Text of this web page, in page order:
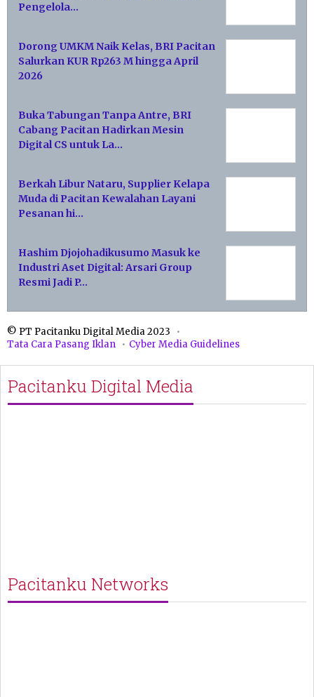
Pengelola…
Dorong UMKM Naik Kelas, BRI Pacitan
Salurkan KUR Rp263 M hingga April
2026
Buka Tabungan Tanpa Antre, BRI
Cabang Pacitan Hadirkan Mesin
Digital CS untuk La…
Berkah Libur Nataru, Supplier Kelapa
Muda di Pacitan Kewalahan Layani
Pesanan hi…
Hashim Djojohadikusumo Masuk ke
Industri Aset Digital: Arsari Group
Resmi Jadi P…
© PT Pacitanku Digital Media 2023
Tata Cara Pasang Iklan
Cyber Media Guidelines
Pacitanku Digital Media
Pacitanku Networks